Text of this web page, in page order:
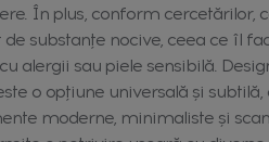
În plus, conform cercetărilor,
substanțe nocive, ceea ce îl
alergii sau piele sensibilă.
o opțiune universală și
moderne, minimaliste și